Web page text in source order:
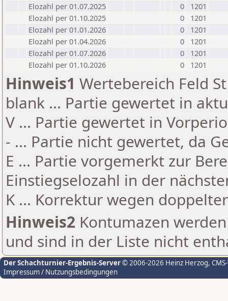
Elozahl per 01.07.2025
0
1201
Elozahl per 01.10.2025
0
1201
Elozahl per 01.01.2026
0
1201
Elozahl per 01.04.2026
0
1201
Elozahl per 01.07.2026
0
1201
Elozahl per 01.10.2026
0 1201
Hinweis1 Wertebereich Feld
blank ... Partie gewertet in
V ... Partie gewertet in
- ... Partie nicht gewertet, da
E ... Partie vorgemerkt zur
Einstiegselozahl in der
K ... Korrektur wegen
Hinweis2 Kontumazen
und sind in der Liste nicht
Der Schachturnier-Ergebnis-Server© 2006-2026 Heinz Herzog,
Impressum / Nutzungsbedingungen